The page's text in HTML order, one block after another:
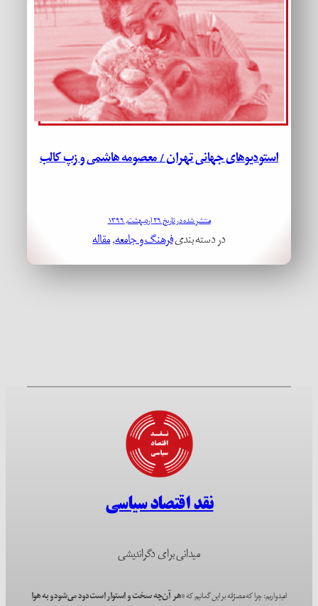
استودیوهای جهانی تهران / معصومه هاشمی و زپ کالب
منتشر شده در تاریخ ۲۹ اردیبهشت, ۱۳۹۹
در دسته بندیفرهنگ و جامعه, مقاله
نقد اقتصاد سیاسی
میدانی برای دگراندیشی
امیدواریم؛ چرا که مصرّانه بر این گمانیم که«هر آن‌چه سخت و استوار است دود می‌شود و به هوا